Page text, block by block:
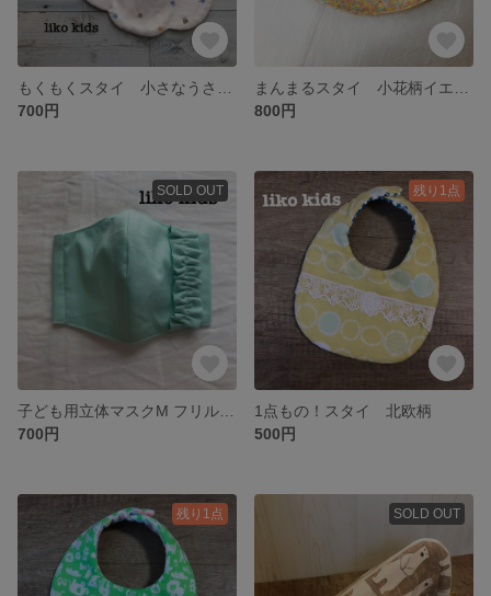
700円
800円
SOLD OUT
700円
残り1点
1点もの！スタイ 北欧柄
500円
残り1点 SOLD OUT